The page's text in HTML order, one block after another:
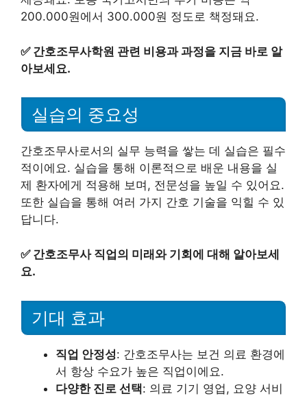
200.000원에서 300.000원 정도로 책정돼요.
✅ 간호조무사학원 관련 비용과 과정을 지금 바로 알
아보세요.
실습의 중요성
간호조무사로서의 실무 능력을 쌓는 데 실습은 필수
적이에요. 실습을 통해 이론적으로 배운 내용을 실
제 환자에게 적용해 보며, 전문성을 높일 수 있어요.
또한 실습을 통해 여러 가지 간호 기술을 익힐 수 있
답니다.
✅ 간호조무사 직업의 미래와 기회에 대해 알아보세
요.
기대 효과
직업 안정성: 간호조무사는 보건 의료 환경에
서 항상 수요가 높은 직업이에요.
다양한 진로 선택: 의료 기기 영업, 요양 서비